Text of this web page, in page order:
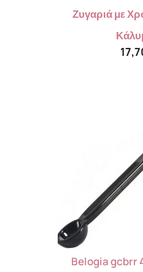
Ζυγαριά με
Belogia gcbrr